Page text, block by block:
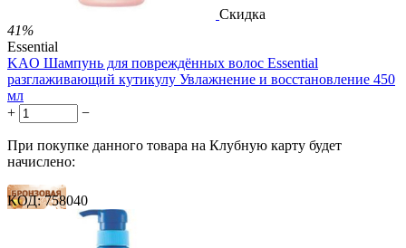
Скидка
41%
Essential
KAO Шампунь для повреждённых волос Essential
разглаживающий кутикулу Увлажнение и восстановление 450
мл
+
−
При покупке данного товара на Клубную карту будет
начислено:
16 баллов
КОД: 758040